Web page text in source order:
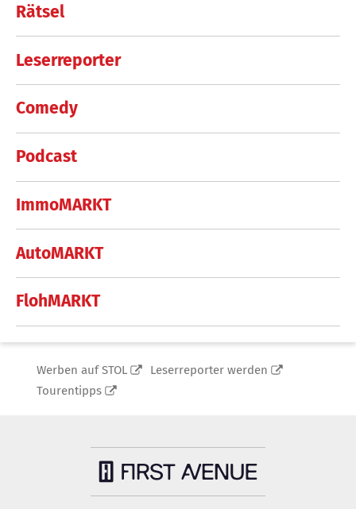
Rätsel
Leserreporter
Comedy
Podcast
ImmoMARKT
AutoMARKT
FlohMARKT
Werben auf STOL
Leserreporter werden
Tourentipps